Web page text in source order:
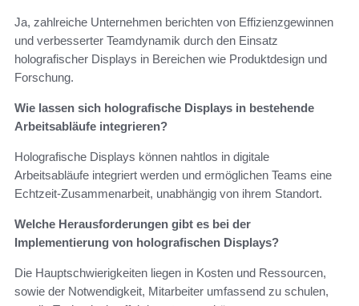
Ja, zahlreiche Unternehmen berichten von Effizienzgewinnen
und verbesserter Teamdynamik durch den Einsatz
holografischer Displays in Bereichen wie Produktdesign und
Forschung.
Wie lassen sich holografische Displays in bestehende
Arbeitsabläufe integrieren?
Holografische Displays können nahtlos in digitale
Arbeitsabläufe integriert werden und ermöglichen Teams eine
Echtzeit-Zusammenarbeit, unabhängig von ihrem Standort.
Welche Herausforderungen gibt es bei der
Implementierung von holografischen Displays?
Die Hauptschwierigkeiten liegen in Kosten und Ressourcen,
sowie der Notwendigkeit, Mitarbeiter umfassend zu schulen,